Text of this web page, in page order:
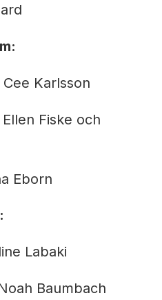
Karlsson
Fiske och
Eborn
Labaki
Baumbach